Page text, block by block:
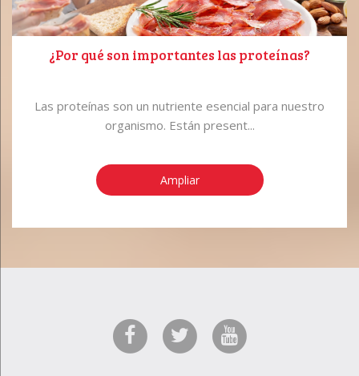
¿Por qué son importantes las proteínas?
Las proteínas son un nutriente esencial para nuestro
organismo. Están present...
Ampliar